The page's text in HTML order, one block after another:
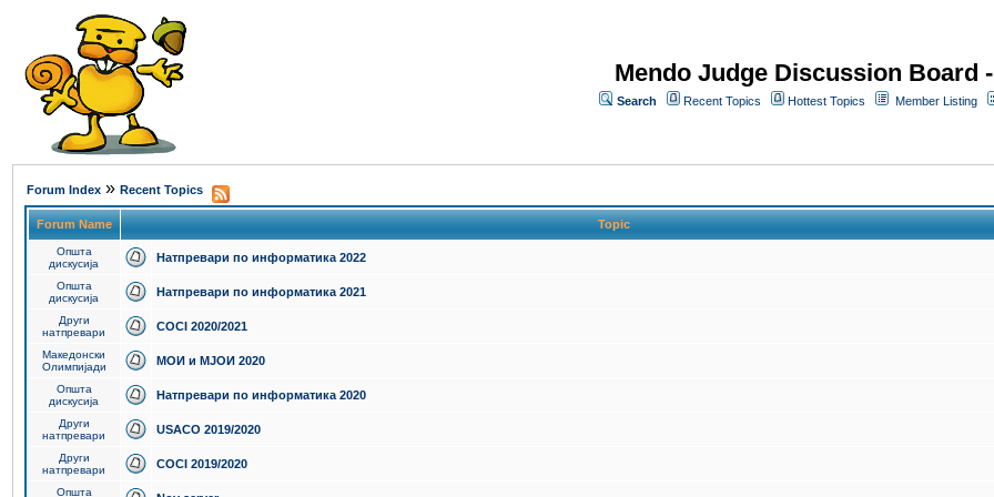
Mendo Judge Discussion Board
Search Recent Topics Hottest Topics Member Listing
Forum Index » Recent Topics
Forum Name Topic
Општа
дискусија
Натпревари по информатика 2022
Општа
дискусија
Натпревари по информатика 2021
Други
натпревари
COCI 2020/2021
Македонски
Олимпијади
МОИ и МЈОИ 2020
Општа
дискусија
Натпревари по информатика 2020
Други
натпревари
USACO 2019/2020
Други
натпревари
COCI 2019/2020
Општа